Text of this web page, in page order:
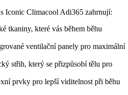
Iconic Climacool Adi365 zahrnují:
tkaniny, které vás během běhu
ventilační panely pro maximální
střih, který se přizpůsobí tělu pro
prvky pro lepší viditelnost při běhu